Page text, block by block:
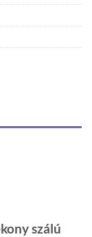
szálú